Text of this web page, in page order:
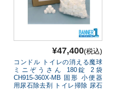
¥47,400(税込)
コンドル トイレの消える魔球
ミニぞうさん 180錠 2袋
CH915-360X-MB 固形 小便器
用尿石除去剤 トイレ掃除 尿石